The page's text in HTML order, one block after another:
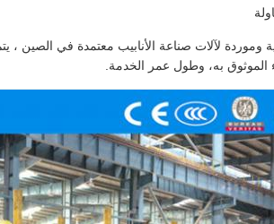
الموثوق به، وطول عمر الخدمة.